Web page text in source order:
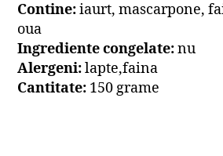
Contine:iaurt, mascarpone,
oua
Ingrediente congelate:nu
Alergeni:lapte,faina
Cantitate: 150 grame